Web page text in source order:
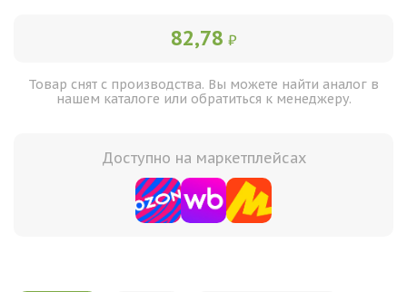
82,78 ₽
Товар снят с производства. Вы можете найти аналог в
нашем каталоге или обратиться к менеджеру.
Доступно на маркетплейсах